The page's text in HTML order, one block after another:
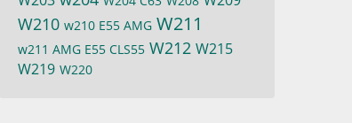
W210 w210 E55 AMG W211
w211 AMG E55 CLS55 W212 W215
W219 W220